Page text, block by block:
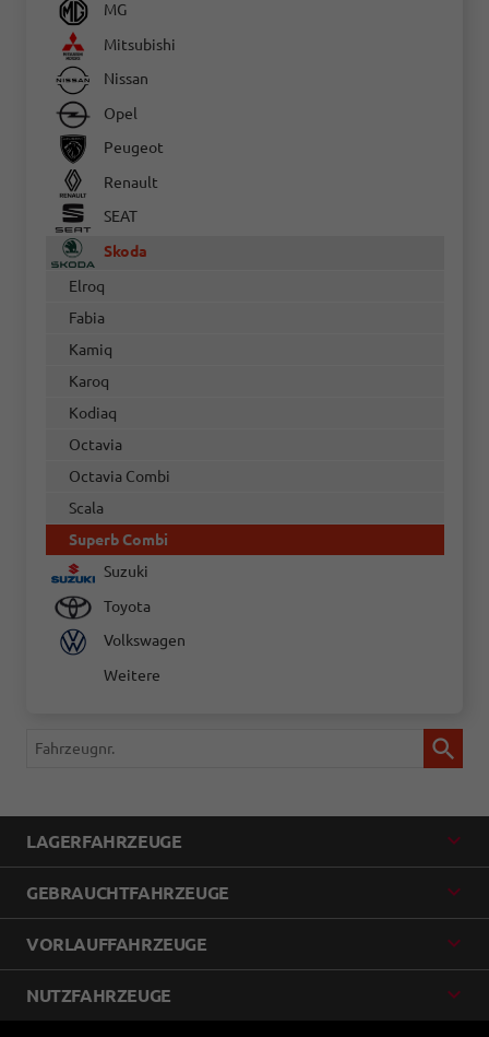
MG
Mitsubishi
Nissan
Opel
Peugeot
Renault
SEAT
Skoda
Elroq
Fabia
Kamiq
Karoq
Kodiaq
Octavia
Octavia Combi
Scala
Superb Combi
Suzuki
Toyota
Volkswagen
Weitere
Fahrzeugnr.
LAGERFAHRZEUGE
GEBRAUCHTFAHRZEUGE
VORLAUFFAHRZEUGE
NUTZFAHRZEUGE